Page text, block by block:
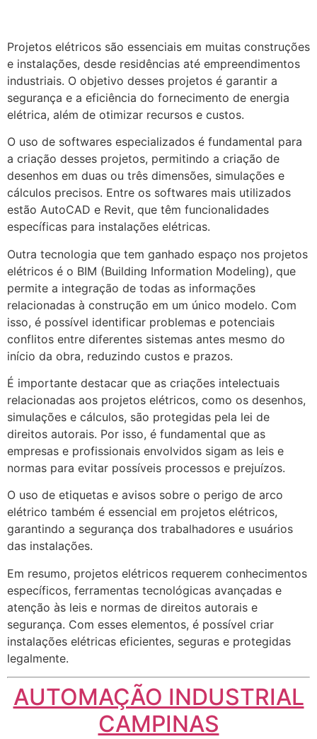
Projetos elétricos são essenciais em muitas construções
e instalações, desde residências até empreendimentos
industriais. O objetivo desses projetos é garantir a
segurança e a eficiência do fornecimento de energia
elétrica, além de otimizar recursos e custos.
O uso de softwares especializados é fundamental para
a criação desses projetos, permitindo a criação de
desenhos em duas ou três dimensões, simulações e
cálculos precisos. Entre os softwares mais utilizados
estão AutoCAD e Revit, que têm funcionalidades
específicas para instalações elétricas.
Outra tecnologia que tem ganhado espaço nos projetos
elétricos é o BIM (Building Information Modeling), que
permite a integração de todas as informações
relacionadas à construção em um único modelo. Com
isso, é possível identificar problemas e potenciais
conflitos entre diferentes sistemas antes mesmo do
início da obra, reduzindo custos e prazos.
É importante destacar que as criações intelectuais
relacionadas aos projetos elétricos, como os desenhos,
simulações e cálculos, são protegidas pela lei de
direitos autorais. Por isso, é fundamental que as
empresas e profissionais envolvidos sigam as leis e
normas para evitar possíveis processos e prejuízos.
O uso de etiquetas e avisos sobre o perigo de arco
elétrico também é essencial em projetos elétricos,
garantindo a segurança dos trabalhadores e usuários
das instalações.
Em resumo, projetos elétricos requerem conhecimentos
específicos, ferramentas tecnológicas avançadas e
atenção às leis e normas de direitos autorais e
segurança. Com esses elementos, é possível criar
instalações elétricas eficientes, seguras e protegidas
legalmente.
AUTOMAÇÃO INDUSTRIAL
CAMPINAS